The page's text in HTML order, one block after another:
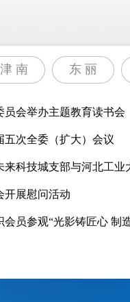
津 南 东 丽
会举办主题教育读书会
五次全委（扩大）会议
科技城支部与河北工业
开展慰问活动
员参观“光影铸匠心 制